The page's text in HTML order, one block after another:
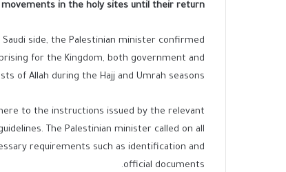
in the holy sites until their return.
side, the Palestinian minister confirmed
for the Kingdom, both government and
of Allah during the Hajj and Umrah seasons.
to the instructions issued by the relevant
The Palestinian minister called on all
requirements such as identification and
official documents.